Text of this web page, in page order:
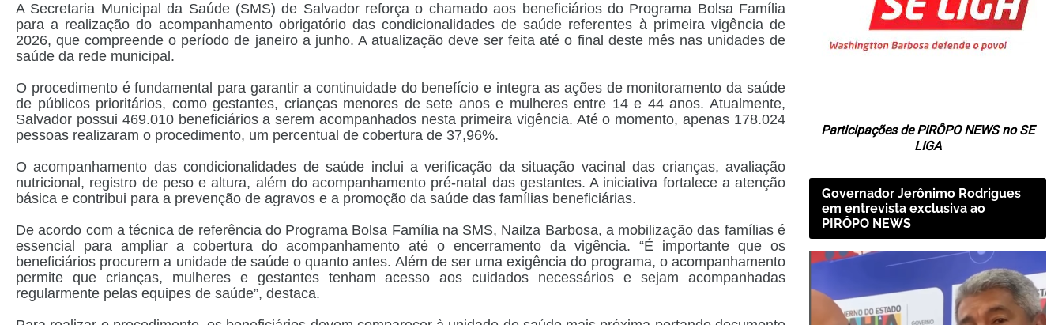
A Secretaria Municipal da Saúde (SMS) de Salvador reforça o chamado aos beneficiários do Programa Bolsa Família
para a realização do acompanhamento obrigatório das condicionalidades de saúde referentes à primeira vigência de
2026, que compreende o período de janeiro a junho. A atualização deve ser feita até o final deste mês nas unidades de
saúde da rede municipal.
O procedimento é fundamental para garantir a continuidade do benefício e integra as ações de monitoramento da saúde
de públicos prioritários, como gestantes, crianças menores de sete anos e mulheres entre 14 e 44 anos. Atualmente,
Salvador possui 469.010 beneficiários a serem acompanhados nesta primeira vigência. Até o momento, apenas 178.024
pessoas realizaram o procedimento, um percentual de cobertura de 37,96%.
O acompanhamento das condicionalidades de saúde inclui a verificação da situação vacinal das crianças, avaliação
nutricional, registro de peso e altura, além do acompanhamento pré-natal das gestantes. A iniciativa fortalece a atenção
básica e contribui para a prevenção de agravos e a promoção da saúde das famílias beneficiárias.
De acordo com a técnica de referência do Programa Bolsa Família na SMS, Nailza Barbosa, a mobilização das famílias é
essencial para ampliar a cobertura do acompanhamento até o encerramento da vigência. “É importante que os
beneficiários procurem a unidade de saúde o quanto antes. Além de ser uma exigência do programa, o acompanhamento
permite que crianças, mulheres e gestantes tenham acesso aos cuidados necessários e sejam acompanhadas
regularmente pelas equipes de saúde”, destaca.
Participações de PIRÔPO NEWS no SE
LIGA
Governador Jerônimo Rodrigues
em entrevista exclusiva ao
PIRÔPO NEWS